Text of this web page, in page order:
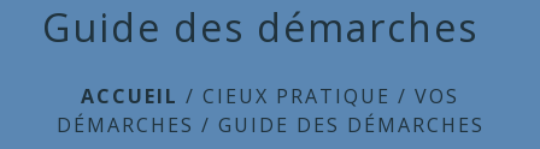
Guide des démarches
ACCUEIL / CIEUX PRATIQUE / VOS
DÉMARCHES / GUIDE DES DÉMARCHES